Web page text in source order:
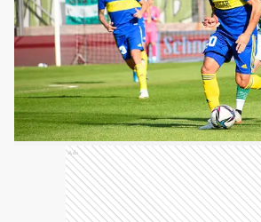
Ads